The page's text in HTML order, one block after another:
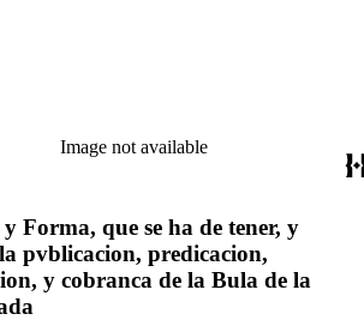
Image not available
Forma, que se ha de tener, y
pvblicacion, predicacion,
y cobranca de la Bula de la